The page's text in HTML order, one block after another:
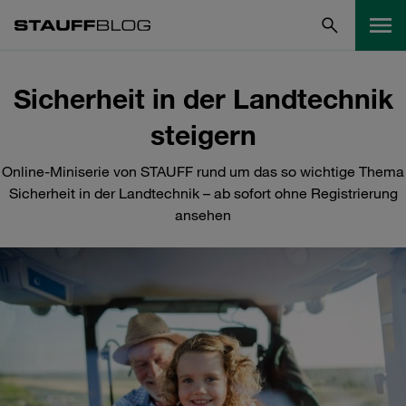
Sicherheit in der Landtechnik
steigern
Online-Miniserie von STAUFF rund um das so wichtige Thema
Sicherheit in der Landtechnik – ab sofort ohne Registrierung
ansehen